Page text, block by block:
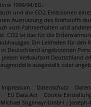
1999/94/EG:
und die CO2-Emissionen
Ausnutzung des Kraftstoffs
vom Fahrverhalten und
CO2 ist das für die
Ein Leitfaden für den
in Deutschland angebotenen
Verkaufsort Deutschland
ausgestellt oder
Impressum Datenschutz
EU Data Act
Cookie
Stiglmayr GmbH |